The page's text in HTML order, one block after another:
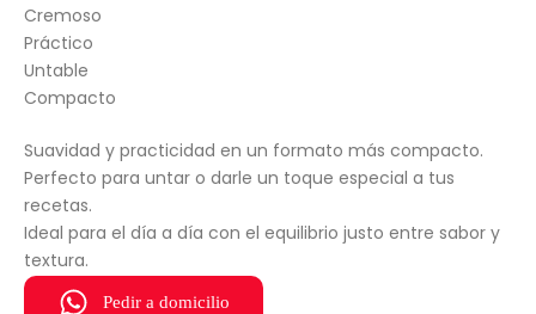
Cremoso
Práctico
Untable
Compacto
Suavidad y practicidad en un formato más compacto.
Perfecto para untar o darle un toque especial a tus
recetas.
Ideal para el día a día con el equilibrio justo entre sabor y
textura.
Pedir a domicilio